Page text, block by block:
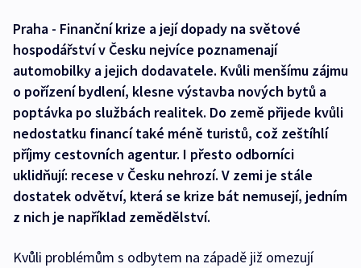
Praha - Finanční krize a její dopady na světové
hospodářství v Česku nejvíce poznamenají
automobilky a jejich dodavatele. Kvůli menšímu zájmu
o pořízení bydlení, klesne výstavba nových bytů a
poptávka po službách realitek. Do země přijede kvůli
nedostatku financí také méně turistů, což zeštíhlí
příjmy cestovních agentur. I přesto odborníci
uklidňují: recese v Česku nehrozí. V zemi je stále
dostatek odvětví, která se krize bát nemusejí, jedním
z nich je například zemědělství.
Kvůli problémům s odbytem na západě již omezují